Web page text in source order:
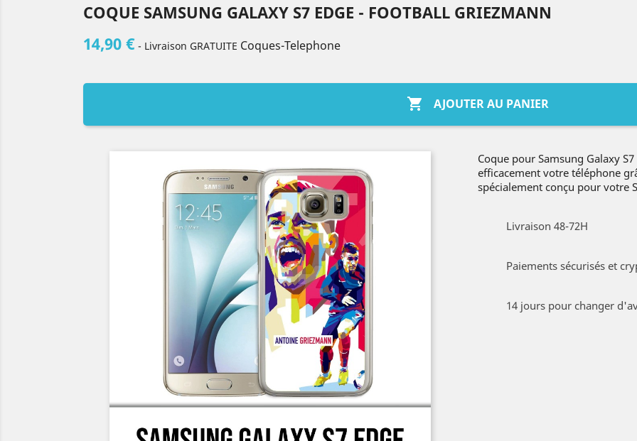
COQUE SAMSUNG GALAXY S7 EDGE - FOOTBALL GRIEZMANN
14,90 € - Livraison GRATUITE Coques-Telephone
 AJOUTER AU PANIER
Coque pour Samsung Galaxy
efficacement votre téléphone
spécialement conçu pour votre
Livraison 48-72H
Paiements sécurisés et
14 jours pour changer